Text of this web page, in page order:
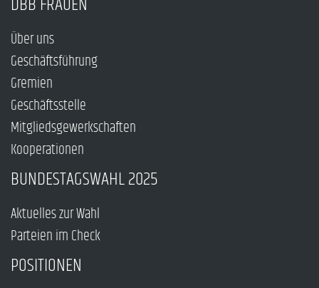
Über uns
Geschäftsführung
Gremien
Geschäftsstelle
Mitgliedsgewerkschaften
Kooperationen
BUNDESTAGSWAHL 2025
Aktuelles zur Wahl
Parteien im Check
POSITIONEN